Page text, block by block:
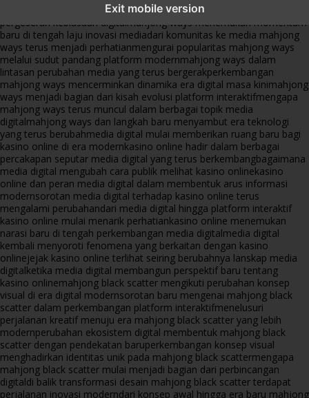
Exit mobile version
fenomena mahjong ways muncul bersama
pergeseran kebiasaan digitalmahjong ways menemukan momentum
baru di tengah laju inovasi mediadari komunitas ke media mahjong
ways terus menjadi perhatianmengurai popularitas mahjong ways
melalui sudut pandang platform modernmahjong ways dalam
lintasan perubahan media yang terus bergerakperkembangan
mahjong ways mencerminkan dinamika era digital masa kinimahjong
ways menjadi bagian dari kisah evolusi platform interaktifmengapa
mahjong ways terus muncul dalam berbagai topik media
digitalmahjong ways dan langkah baru menyambut era teknologi
yang terus berubahmedia digital mulai memberikan ruang baru bagi
kasino online di era modernkasino online hadir dalam berbagai
percakapan seputar media digital yang terus berkembangbagaimana
media digital mengubah cara publik melihat kasino onlinekasino
online dan peran media digital dalam membentuk arus informasi
modernsorotan media digital terhadap kasino online terus
mengalami perubahandari media digital hingga platform interaktif
kasino online mulai menarik perhatiankasino online menemukan
narasi baru di tengah perkembangan media digitalmedia digital
kembali menyoroti fenomena yang berkaitan dengan kasino
onlinejejak kasino online terlihat seiring berubahnya lanskap media
digitalketika media digital membangun perspektif baru tentang
kasino onlinemahjong black scatter mengikuti perubahan konsep
visual di era digital modernsorotan baru mengenai mahjong black
scatter dalam perkembangan platform interaktifmenelusuri
perjalanan kreatif menuju era mahjong black scatter yang lebih
modernperubahan ekosistem digital membentuk mahjong black
scatter dengan pendekatan baruperkembangan konsep visual
menghadirkan identitas unik pada mahjong black scattermengapa
mahjong black scatter mulai menjadi bagian dari perbincangan
digitaldi balik transformasi desain mahjong black scatter terdapat
perjalanan inovasi moderndari konsep awal hingga era baru mahjong